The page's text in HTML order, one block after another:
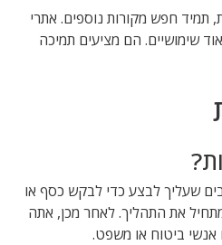
חפש מקורות נוספים. אתרי
שימושיים. הם מציעים תמיכה
שעליך לבצע כדי לבקש כסף או
את התהליך. לאחר מכן, אתה
ביטוח או משפט.